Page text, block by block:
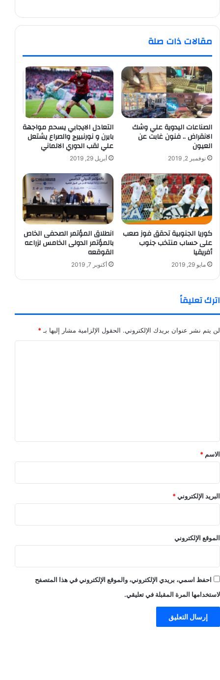
مقالات ذات صلة
الصناعات اليدوية علي وشك
الانقراض .. فنون غابت عن
العيون
نوفمبر 2, 2019
التعادل الايجابي يسحم مواجهة
بايرن و نورنبيرج والصراع يشتعل
علي لقب الدوري الالماني
أبريل 29, 2019
كوريا الجنوبية تحقق فوز صعب
على حساب منتخب جنوب
أفريقيا
مايو 29, 2019
انطلاق المؤتمر الصحفى الخاص
بالمؤتمر الدولى الخامس لزراعه
القوقعه
أكتوبر 7, 2019
اترك تعليقاً
لن يتم نشر عنوان بريدك الإلكتروني. الحقول الإلزامية مشار إليها بـ *
*
الاسم *
البريد الإلكتروني*
الموقع الإلكتروني
احفظ اسمي، بريدي الإلكتروني، والموقع الإلكتروني في هذا المتصفح
لاستخدامها المرة المقبلة في تعليقي.